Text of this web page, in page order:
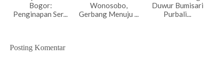
Bogor:
Penginapan Ser...
Wonosobo,
Gerbang Menuju ...
Duwur Bumisari
Purbali...
Posting Komentar